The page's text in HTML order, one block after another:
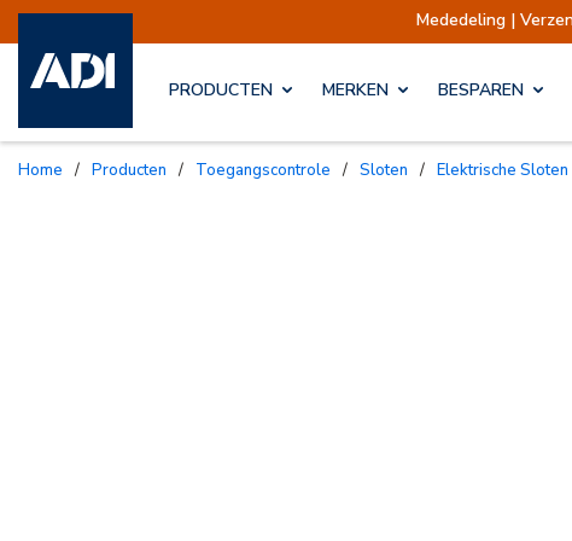
Mededeling | Verzendingen opgeschort
PRODUCTEN MERKEN BESPAREN
Home / Producten / Toegangscontrole / Sloten / Elektrische Sloten